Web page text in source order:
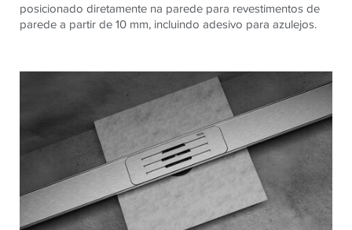
posicionado diretamente na parede para revestimentos de
parede a partir de 10 mm, incluindo adesivo para azulejos. ​​